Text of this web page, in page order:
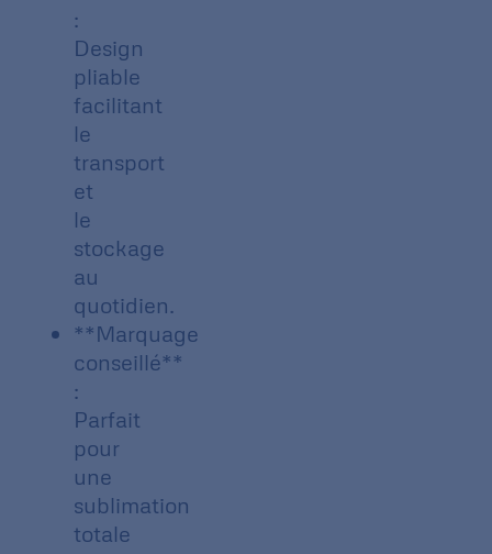
:
Design
pliable
facilitant
le
transport
et
le
stockage
au
quotidien.
**Marquage
conseillé**
:
Parfait
pour
une
sublimation
totale